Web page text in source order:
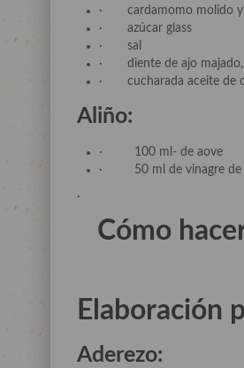
· cardamomo molido y
· azúcar glass
· sal
· diente de ajo majado,
· cucharada aceite de
Aliño:
· 100 ml- de aove
· 50 ml de vinagre de
·
Cómo
Elaboración
Aderezo: